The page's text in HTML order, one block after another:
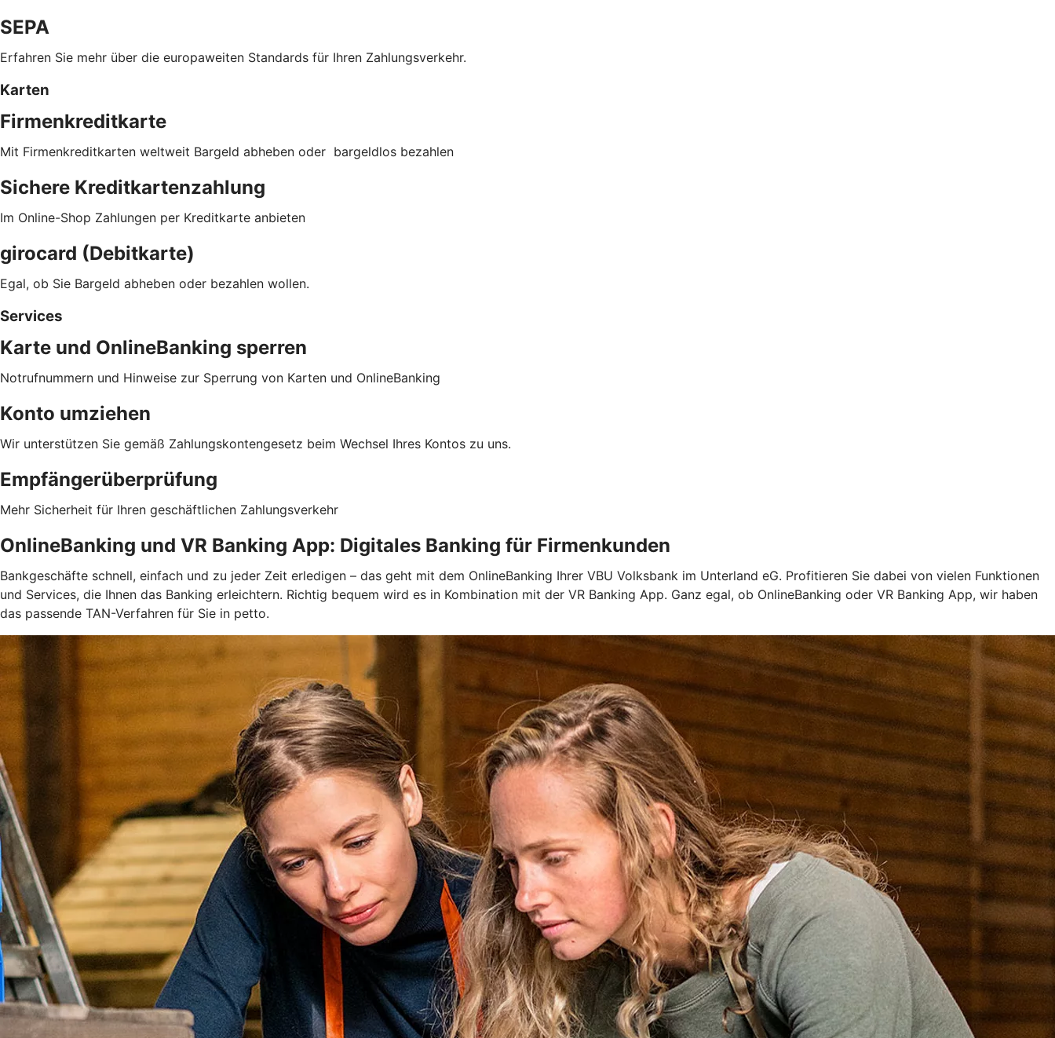
SEPA
Erfahren Sie mehr über die europaweiten Standards für Ihren Zahlungsverkehr.
Karten
Firmenkreditkarte
Mit Firmenkreditkarten weltweit Bargeld abheben oder bargeldlos bezahlen
Sichere Kreditkartenzahlung
Im Online-Shop Zahlungen per Kreditkarte anbieten
girocard (Debitkarte)
Egal, ob Sie Bargeld abheben oder bezahlen wollen.
Services
Karte und OnlineBanking sperren
Notrufnummern und Hinweise zur Sperrung von Karten und OnlineBanking
Konto umziehen
Wir unterstützen Sie gemäß Zahlungskontengesetz beim Wechsel Ihres Kontos zu uns.
Empfängerüberprüfung
Mehr Sicherheit für Ihren geschäftlichen Zahlungsverkehr
OnlineBanking und VR Banking App: Digitales Banking für Firmenkunden
Bankgeschäfte schnell, einfach und zu jeder Zeit erledigen – das geht mit dem OnlineBanking Ihrer VBU Volksbank im Unterland eG. Profitieren Sie dabei von vielen Funktionen
und Services, die Ihnen das Banking erleichtern. Richtig bequem wird es in Kombination mit der VR Banking App. Ganz egal, ob OnlineBanking oder VR Banking App, wir haben
das passende TAN-Verfahren für Sie in petto.